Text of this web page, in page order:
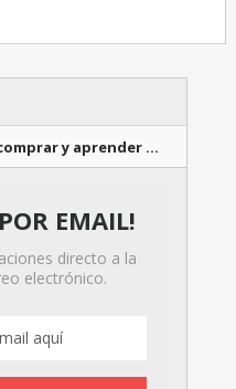
y aprender …
EMAIL!
directo a la
electrónico.